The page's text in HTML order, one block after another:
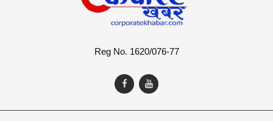
Reg No. 1620/076-77